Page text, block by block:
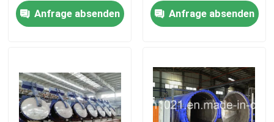
Produkte
Videos
Anfrage absenden Anfrage absenden